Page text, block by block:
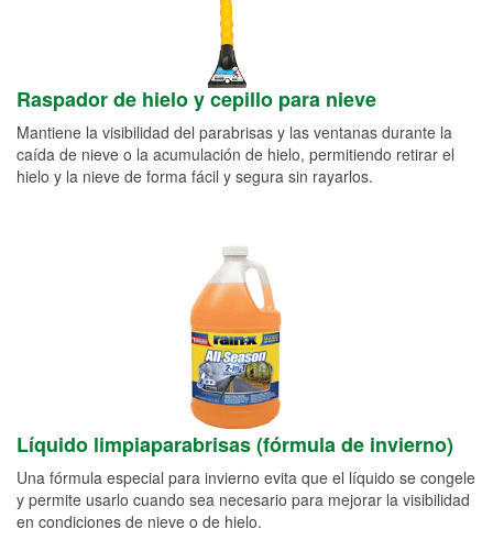
Raspador de hielo y cepillo para nieve
Mantiene la visibilidad del parabrisas y las ventanas durante la
caída de nieve o la acumulación de hielo, permitiendo retirar el
hielo y la nieve de forma fácil y segura sin rayarlos.
Líquido limpiaparabrisas (fórmula de invierno)
Una fórmula especial para invierno evita que el líquido se congele
y permite usarlo cuando sea necesario para mejorar la visibilidad
en condiciones de nieve o de hielo.